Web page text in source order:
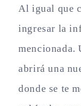
Al igual que
ingresar la
mencionada.
abrirá una
donde se te